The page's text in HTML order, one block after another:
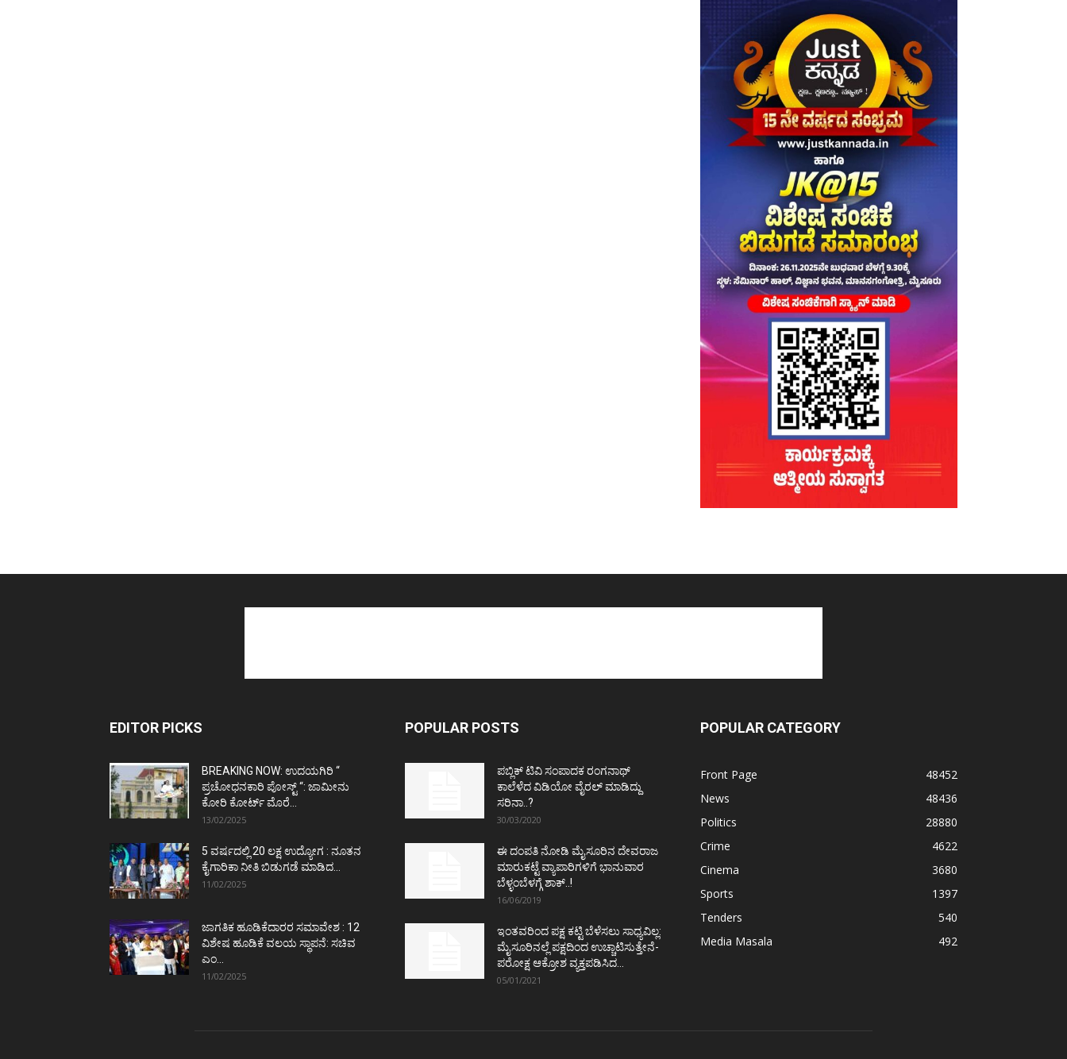
EDITOR PICKS
BREAKING NOW: ಉದಯಗಿರಿ “
ಪ್ರಚೋಧನಕಾರಿ ಪೋಸ್ಟ್‌ “: ಜಾಮೀನು
ಕೋರಿ ಕೋರ್ಟ್‌ ಮೊರೆ...
13/02/2025
5 ವರ್ಷದಲ್ಲಿ 20 ಲಕ್ಷ ಉದ್ಯೋಗ : ನೂತನ
ಕೈಗಾರಿಕಾ ನೀತಿ ಬಿಡುಗಡೆ ಮಾಡಿದ...
11/02/2025
ಜಾಗತಿಕ ಹೂಡಿಕೆದಾರರ ಸಮಾವೇಶ : 12
ವಿಶೇಷ ಹೂಡಿಕೆ ವಲಯ ಸ್ಥಾಪನೆ: ಸಚಿವ
ಎಂ...
11/02/2025
POPULAR POSTS
ಪಬ್ಲಿಕ್ ಟಿವಿ ಸಂಪಾದಕ ರಂಗನಾಥ್
ಕಾಲೆಳೆದ ವಿಡಿಯೋ ವೈರಲ್ ಮಾಡಿದ್ದು
ಸರಿನಾ..?
30/03/2020
ಈ ದಂಪತಿ ನೋಡಿ ಮೈಸೂರಿನ ದೇವರಾಜ
ಮಾರುಕಟ್ಟೆ ವ್ಯಾಪಾರಿಗಳಿಗೆ ಭಾನುವಾರ
ಬೆಳ್ಳಂಬೆಳಗ್ಗೆ ಶಾಕ್..!
16/06/2019
ಇಂತವರಿಂದ ಪಕ್ಷ ಕಟ್ಟಿ ಬೆಳೆಸಲು ಸಾಧ್ಯವಿಲ್ಲ:
ಮೈಸೂರಿನಲ್ಲೆ ಪಕ್ಷದಿಂದ ಉಚ್ಚಾಟಿಸುತ್ತೇನೆ-
ಪರೋಕ್ಷ ಆಕ್ರೋಶ ವ್ಯಕ್ತಪಡಿಸಿದ...
05/01/2021
POPULAR CATEGORY
Front Page
48452
News
48436
Politics
28880
Crime
4622
Cinema
3680
Sports
1397
Tenders
540
Media Masala
492